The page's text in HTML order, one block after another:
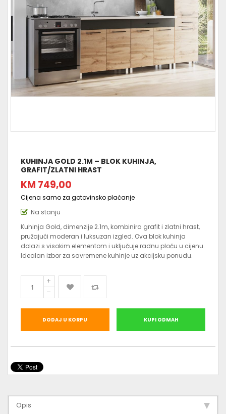
KUHINJA GOLD 2.1M – BLOK KUHINJA,
GRAFIT/ZLATNI HRAST
KM 749,00
Cijena samo za gotovinsko plaćanje
Na stanju
Kuhinja Gold, dimenzije 2.1m, kombinira grafit i zlatni hrast,
pružajući moderan i luksuzan izgled. Ova blok kuhinja
dolazi s visokim elementom i uključuje radnu ploču u cijenu.
Idealan izbor za savremene kuhinje uz akcijsku ponudu.
DODAJ U KORPU KUPI ODMAH
Opis